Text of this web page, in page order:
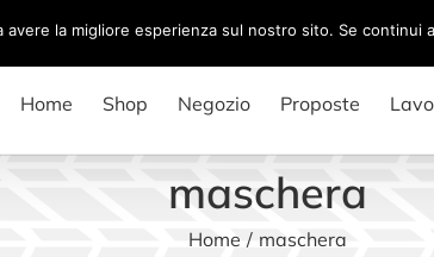
Home Shop Negozio Proposte
maschera
Home / maschera
la migliore esperienza sul nostro sito. Se